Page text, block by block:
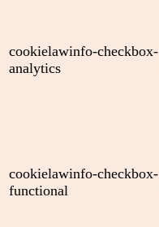
cookielawinfo-checkbox-
analytics
cookielawinfo-checkbox-
functional